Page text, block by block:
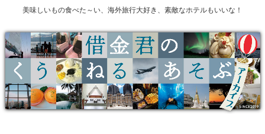
美味しいもの食べた～い、海外旅行大好き、素敵なホテルもいいな！